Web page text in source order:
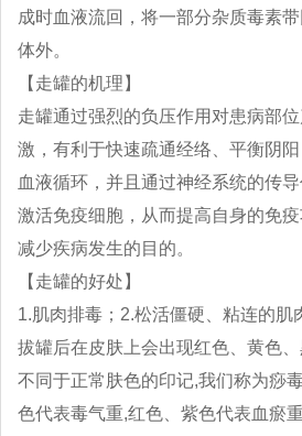
成时血液流回，将一部分杂质毒素
体外。
【走罐的机理】
走罐通过强烈的负压作用对患病部
激，有利于快速疏通经络、平衡阴
血液循环，并且通过神经系统的传
激活免疫细胞，从而提高自身的免
减少疾病发生的目的。
【走罐的好处】
1.肌肉排毒；2.松活僵硬、粘连的肌
拔罐后在皮肤上会出现红色、黄色
不同于正常肤色的印记,我们称为痧
色代表毒气重,红色、紫色代表血瘀重